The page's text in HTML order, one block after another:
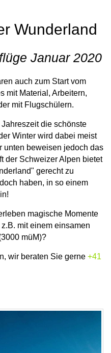
Wunderland
Januar 2020
auch zum Start vom
mit Material, Arbeitern,
mit Flugschülern.
die schönste
Winter wird dabei meist
unten beweisen jedoch das
der Schweizer Alpen bietet
gerecht zu
haben, in so einem
magische Momente
mit einem einsamen
müM)?
wir beraten Sie gerne +41